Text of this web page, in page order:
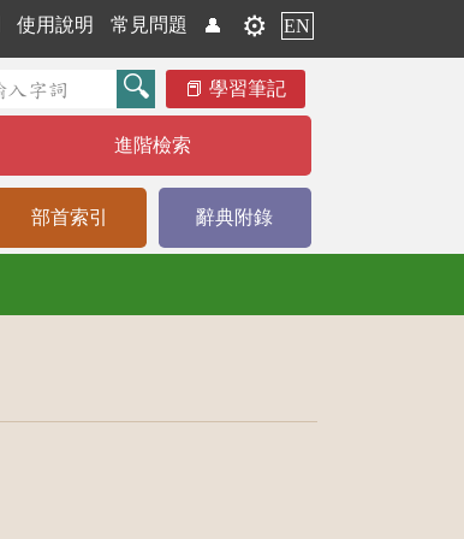
使用說明 常見問題 👤 ⚙️ EN
學習筆記
進階檢索
部首索引 辭典附錄